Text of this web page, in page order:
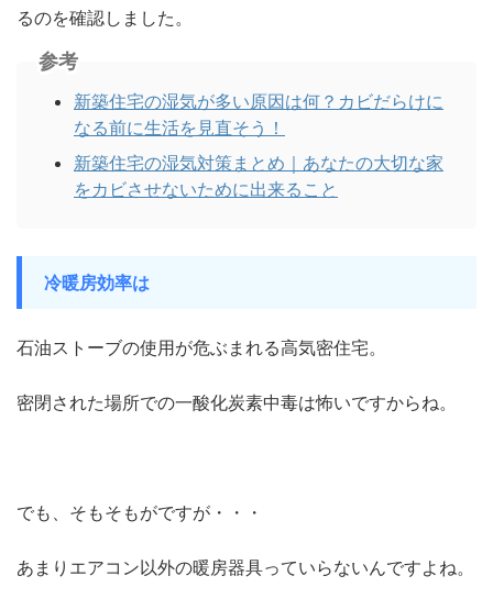
るのを確認しました。
参考
新築住宅の湿気が多い原因は何？カビだらけに
なる前に生活を見直そう！
新築住宅の湿気対策まとめ｜あなたの大切な家
をカビさせないために出来ること
冷暖房効率は
石油ストーブの使用が危ぶまれる高気密住宅。
密閉された場所での一酸化炭素中毒は怖いですからね。
でも、そもそもがですが・・・
あまりエアコン以外の暖房器具っていらないんですよね。